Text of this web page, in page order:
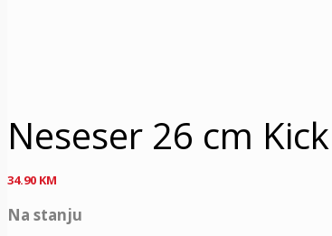
Neseser 26 cm
34.90 KM
Na stanju